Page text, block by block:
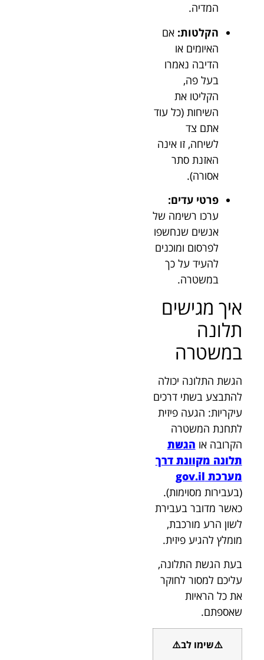
המדיה.
הקלטות: אם
האיומים או
הדיבה נאמרו
בעל פה,
הקליטו את
השיחות (כל עוד
אתם צד
לשיחה, זו אינה
האזנת סתר
אסורה).
פרטי עדים:
ערכו רשימה של
אנשים שנחשפו
לפרסום ומוכנים
להעיד על כך
במשטרה.
איך מגישים
תלונה
במשטרה
הגשת התלונה יכולה
להתבצע בשתי דרכים
עיקריות: הגעה פיזית
לתחנת המשטרה
הקרובה או הגשת
תלונה מקוונת דרך
מערכת gov.il
(בעבירות מסוימות).
כאשר מדובר בעבירת
לשון הרע מורכבת,
מומלץ להגיע פיזית.
בעת הגשת התלונה,
עליכם למסור לחוקר
את כל הראיות
שאספתם.
⚠️שימו לב⚠️